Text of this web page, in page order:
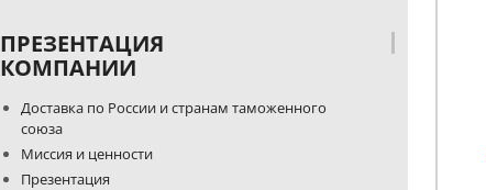
ПРЕЗЕНТАЦИЯ
КОМПАНИИ
Доставка по России и странам таможенного
союза
Миссия и ценности
Презентация